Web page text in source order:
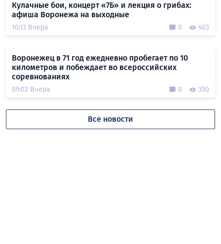
Кулачные бои, концерт «7Б» и лекция о грибах:
афиша Воронежа на выходные
10:13 Вчера 0 403
Воронежец в 71 год ежедневно пробегает по 10
километров и побеждает во всероссийских
соревнованиях
09:02 Вчера 0 350
Все новости